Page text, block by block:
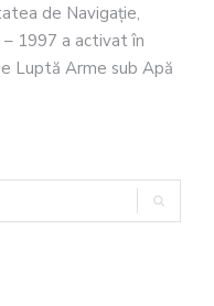
de Navigație,
1997 a activat în
Luptă Arme sub Apă